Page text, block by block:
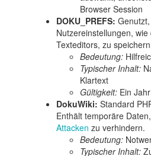
Browser Session
DOKU_PREFS:
Nutzereinstellungen,
Texteditors, zu
Bedeutung:
Typischer Inhalt:
Klartext
Gültigkeit: Ein Jahr
DokuWiki: Standard
Enthält temporäre
Attacken zu verhindern.
Bedeutung:
Typischer Inhalt: